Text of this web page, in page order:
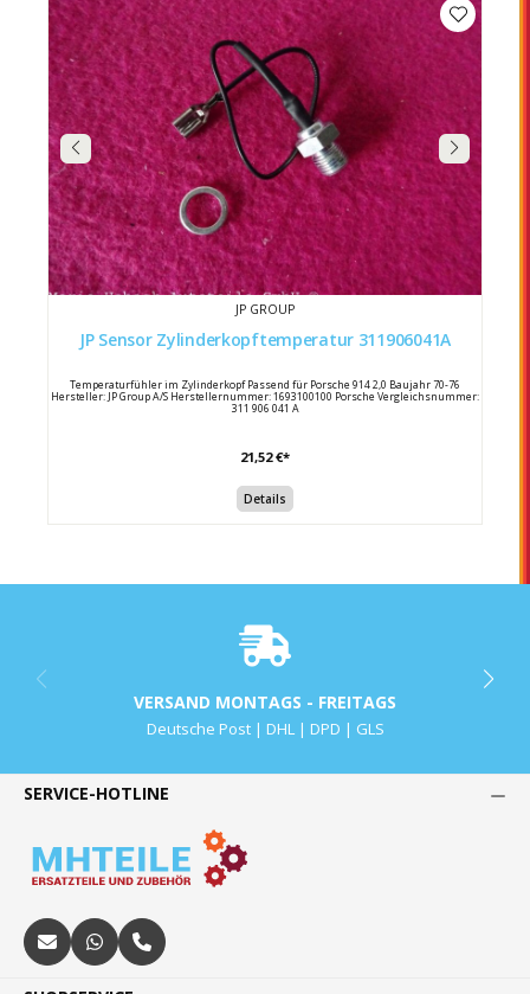
JP GROUP
JP Sensor Zylinderkopftemperatur 311906041A
Temperaturfühler im Zylinderkopf Passend für Porsche 914 2,0 Baujahr 70-76
Hersteller: JP Group A/S Herstellernummer: 1693100100 Porsche Vergleichsnummer:
311 906 041 A
21,52 €*
Details
VERSAND MONTAGS - FREITAGS
Deutsche Post | DHL | DPD | GLS
SERVICE-HOTLINE